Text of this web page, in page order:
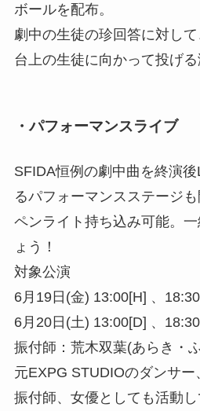
ボールを配布。
劇中の生徒の珍回答に対し
台上の生徒に向かって投げる
・パフォーマンスライブ
SFIDA恒例の劇中曲を終演
るパフォーマンスステージも
ペンライト持ち込み可能。
ょう！
対象公演
6月19日(金) 13:00[H] 、
6月20日(土) 13:00[D] 、
振付師：荒木双葉(あらき・
元EXPG STUDIOのダンサー
振付師、女優としても活動し